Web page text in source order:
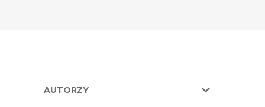
AUTORZY